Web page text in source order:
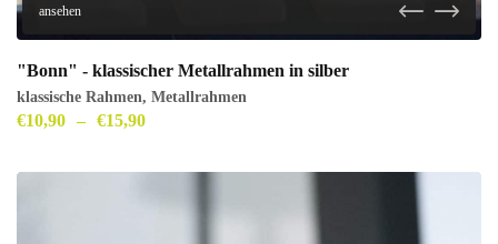
ansehen
"Bonn" - klassischer Metallrahmen in silber
klassische Rahmen, Metallrahmen
€10,90 – €15,90